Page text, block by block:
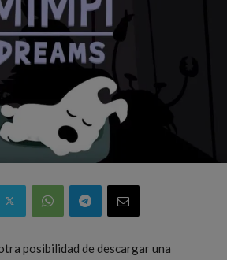
posibilidad de descargar una